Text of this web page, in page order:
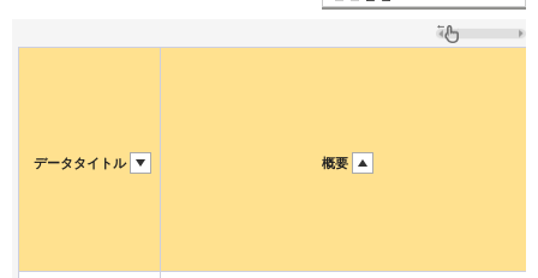
データタイトル 概要